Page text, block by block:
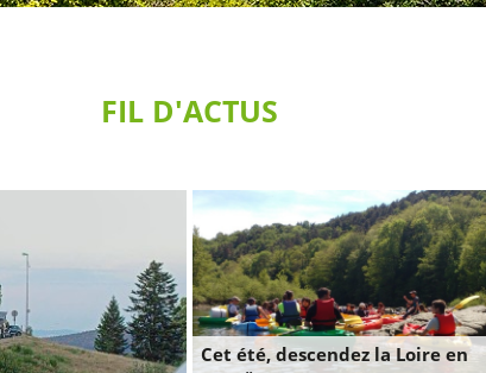
FIL D'ACTUS
Cet été, descendez la Loire en